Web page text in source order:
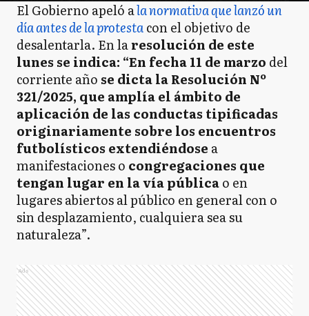
El Gobierno apeló ala normativa que lanzó un
día antes de la protestacon el objetivo de
desalentarla. En laresolución de este
lunes se indica: “En fecha 11 de marzo del
corriente año se dicta la Resolución Nº
321/2025, que amplía el ámbito de
aplicación de las conductas tipificadas
originariamente sobre los encuentros
futbolísticos extendiéndose a
manifestaciones o congregaciones que
tengan lugar en la vía públicao en
lugares abiertos al público en general con o
sin desplazamiento, cualquiera sea su
naturaleza”.
Ads